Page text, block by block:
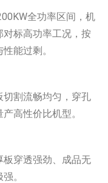
全功率区间，机
标高功率工况，按
能过剩。
割流畅均匀，穿孔
高性价比机型。
穿透强劲、成品无
。